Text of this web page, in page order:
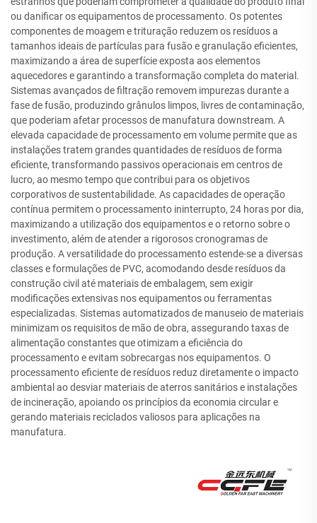
ou danificar os equipamentos de processamento. Os potentes
componentes de moagem e trituração reduzem os resíduos a
tamanhos ideais de partículas para fusão e granulação eficientes,
maximizando a área de superfície exposta aos elementos
aquecedores e garantindo a transformação completa do material.
Sistemas avançados de filtração removem impurezas durante a
fase de fusão, produzindo grânulos limpos, livres de contaminação,
que poderiam afetar processos de manufatura downstream. A
elevada capacidade de processamento em volume permite que as
instalações tratem grandes quantidades de resíduos de forma
eficiente, transformando passivos operacionais em centros de
lucro, ao mesmo tempo que contribui para os objetivos
corporativos de sustentabilidade. As capacidades de operação
contínua permitem o processamento ininterrupto, 24 horas por dia,
maximizando a utilização dos equipamentos e o retorno sobre o
investimento, além de atender a rigorosos cronogramas de
produção. A versatilidade do processamento estende-se a diversas
classes e formulações de PVC, acomodando desde resíduos da
construção civil até materiais de embalagem, sem exigir
modificações extensivas nos equipamentos ou ferramentas
especializadas. Sistemas automatizados de manuseio de materiais
minimizam os requisitos de mão de obra, assegurando taxas de
alimentação constantes que otimizam a eficiência do
processamento e evitam sobrecargas nos equipamentos. O
processamento eficiente de resíduos reduz diretamente o impacto
ambiental ao desviar materiais de aterros sanitários e instalações
de incineração, apoiando os princípios da economia circular e
gerando materiais reciclados valiosos para aplicações na
manufatura.